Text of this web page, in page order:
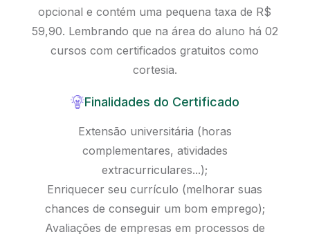
opcional e contém uma pequena taxa de R$
59,90. Lembrando que na área do aluno há 02
cursos com certificados gratuitos como
cortesia.
Finalidades do Certificado
Extensão universitária (horas
complementares, atividades
extracurriculares...);
Enriquecer seu currículo (melhorar suas
chances de conseguir um bom emprego);
Avaliações de empresas em processos de